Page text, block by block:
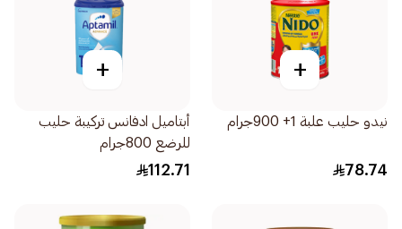
+
نيدو حليب علبة 1+ 900جرام
78.74
+
أبتاميل ادفانس تركيبة حليب
للرضع 800جرام
112.71